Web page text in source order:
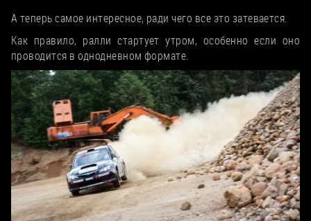
А теперь самое интересное, ради чего все это затевается.
Как правило, ралли стартует утром, особенно если оно
проводится в однодневном формате.